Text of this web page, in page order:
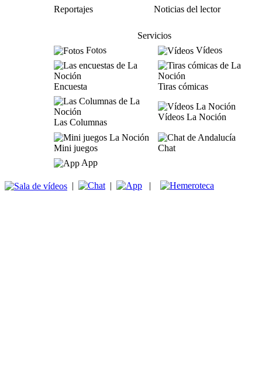
Reportajes
Noticias del lector
Servicios
Fotos
Vídeos
Encuesta Tiras cómicas
Las Columnas
Vídeos La Noción
Mini juegos
Chat
App
| | |